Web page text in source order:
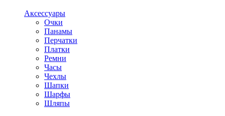
Аксессуары
Очки
Панамы
Перчатки
Платки
Ремни
Часы
Чехлы
Шапки
Шарфы
Шляпы